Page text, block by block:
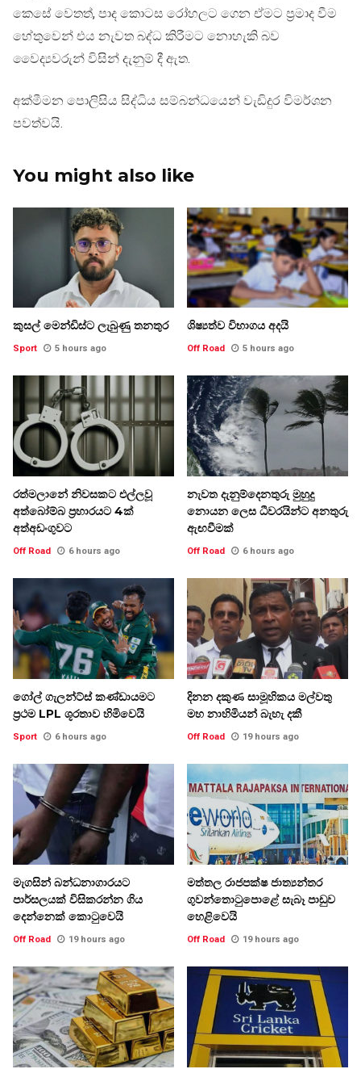
කෙසේ වෙතත්, පාද කොටස රෝහලට ගෙන ඒමට ප්‍රමාද වීම
හේතුවෙන් එය නැවත බද්ධ කිරීමට නොහැකි බව
වෛද්‍යවරුන් විසින් දැනුම් දී ඇත.
අක්මීමන පොලිසිය සිද්ධිය සම්බන්ධයෙන් වැඩිදුර විමර්ශන
පවත්වයි.
You might also like
කුසල් මෙන්ඩිස්ට ලැබුණු තනතුර
Sport 5 hours ago
ශිෂ්‍යත්ව විභාගය අදයි
Off Road 5 hours ago
රත්මලානේ නිවසකට එල්ලවූ
අත්බෝම්බ ප්‍රහාරයට 4ක්
අත්අඩංගුවට
Off Road 6 hours ago
නැවත දැනුම්දෙනතුරු මුහුදු
නොයන ලෙස ධීවරයින්ට අනතුරු
ඇඟවීමක්
Off Road 6 hours ago
ගෝල් ගැලන්ට්ස් කණ්ඩායමට
ප්‍රථම LPL ශූරතාව හිමිවෙයි
Sport 6 hours ago
දිනන දකුණ සාමූහිකය මල්වතු
මහ නාහිමියන් බැහැ දකී
Off Road 19 hours ago
මැගසින් බන්ධනාගාරයට
පාර්සලයක් විසිකරන්න ගිය
දෙන්නෙක් කොටුවෙයි
Off Road 19 hours ago
මත්තල රාජපක්ෂ ජාත්‍යන්තර
ගුවන්තොටුපොළේ සැබෑ පාඩුව
හෙළිවෙයි
Off Road 19 hours ago